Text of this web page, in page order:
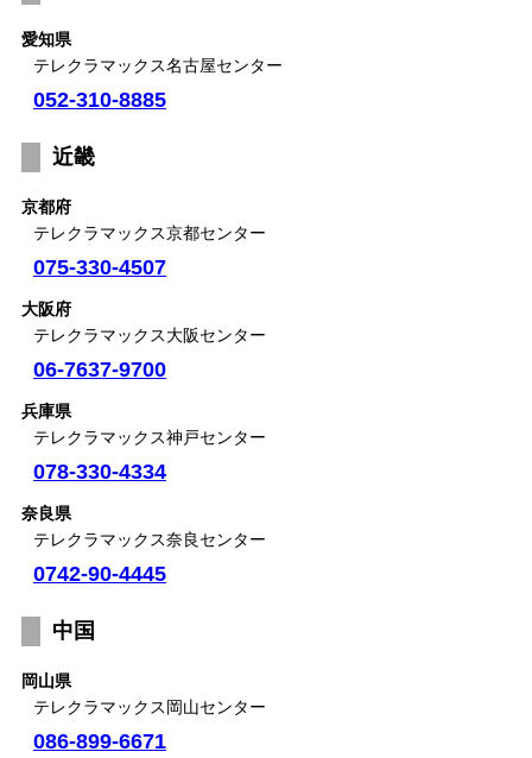
愛知県
テレクラマックス名古屋センター
052-310-8885
近畿
京都府
テレクラマックス京都センター
075-330-4507
大阪府
テレクラマックス大阪センター
06-7637-9700
兵庫県
テレクラマックス神戸センター
078-330-4334
奈良県
テレクラマックス奈良センター
0742-90-4445
中国
岡山県
テレクラマックス岡山センター
086-899-6671